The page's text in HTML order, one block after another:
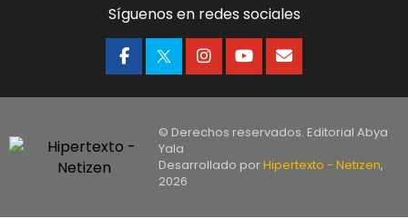
Síguenos en redes sociales
© Derechos reservados. Editorial Abya
Yala
Desarrollado porHipertexto - Netizen,
2026